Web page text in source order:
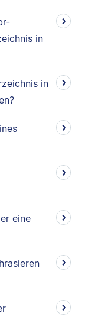
in
in
eine